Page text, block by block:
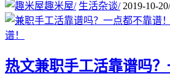
趣米屋/ 生活杂谈/ 2019-10-20/
热文兼职手工活靠谱吗？